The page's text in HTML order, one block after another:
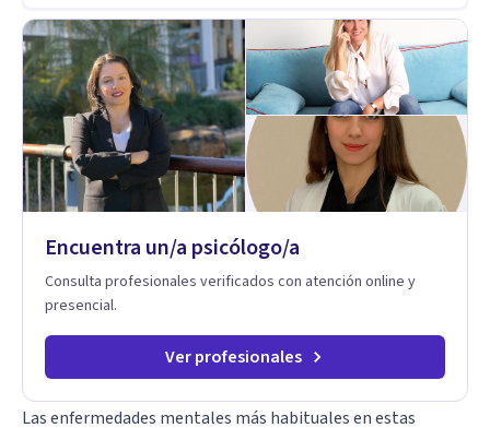
Encuentra un/a psicólogo/a
Consulta profesionales verificados con atención online y
presencial.
Ver profesionales
Las enfermedades mentales más habituales en estas